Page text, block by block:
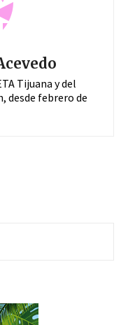
Tijuana y del
desde febrero de